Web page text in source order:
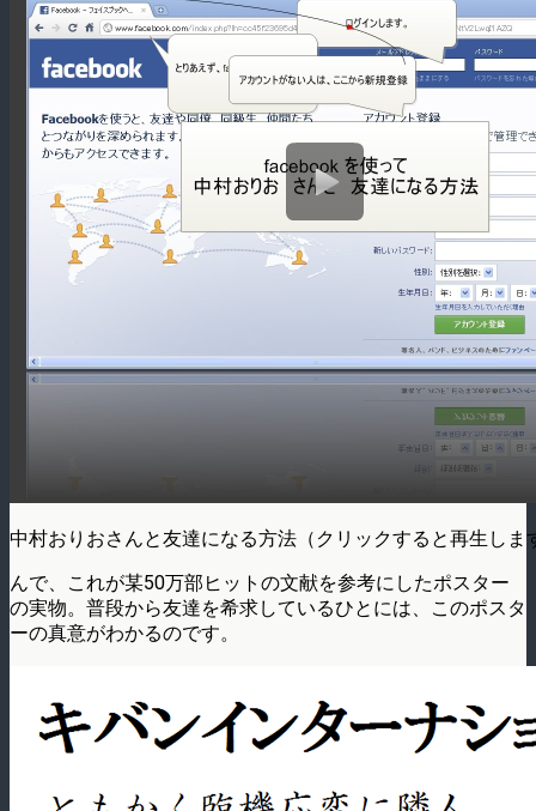
中村おりおさんと友達になる方法（クリックすると再生しま
んで、これが某50万部ヒットの文献を参考にしたポスター
の実物。普段から友達を希求しているひとには、このポスタ
ーの真意がわかるのです。